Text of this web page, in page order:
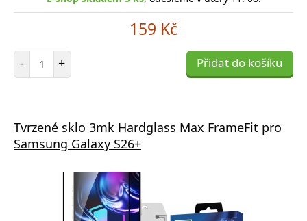
159 Kč
- Počet položek
+ Přidat do košíku
Tvrzené sklo 3mk Hardglass Max FrameFit pro
Samsung Galaxy S26+